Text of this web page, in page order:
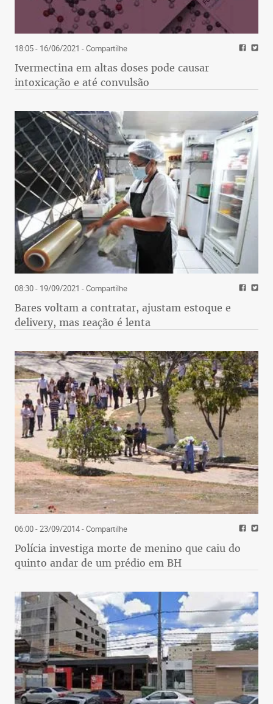
18:05 - 16/06/2021 - Compartilhe
Ivermectina em altas doses pode causar
intoxicação e até convulsão
08:30 - 19/09/2021 - Compartilhe
Bares voltam a contratar, ajustam estoque e
delivery, mas reação é lenta
06:00 - 23/09/2014- Compartilhe
Polícia investiga morte de menino que caiu do
quinto andar de um prédio em BH